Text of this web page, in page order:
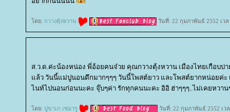
ดย: กวางตุ้งหวาน วันที่: 22 กุมภาพันธ์ 2552 เวล
ส.ว.ด.ค่ะน้องหน่อง พี่อ้อยคนจ๋วย คุณกวางตุ้งหวาน เมืองไทยเกือบบ่
ล้ว วันนี้แม่ปูนอนดึกมากๆๆๆ วันนี้โพสต์ยาว และโพสต์ยากหน่อยค่ะ
ไนท์ไปนอนก่อนนะคะ จุ๊บๆค่า รักทุกคนนะคะ อิอิ ฮ่าๆๆๆ..ไม่เคยหวาน
ดย: ปูขาเก เซมารู วันที่: 22 กุมภาพันธ์ 2552 เว